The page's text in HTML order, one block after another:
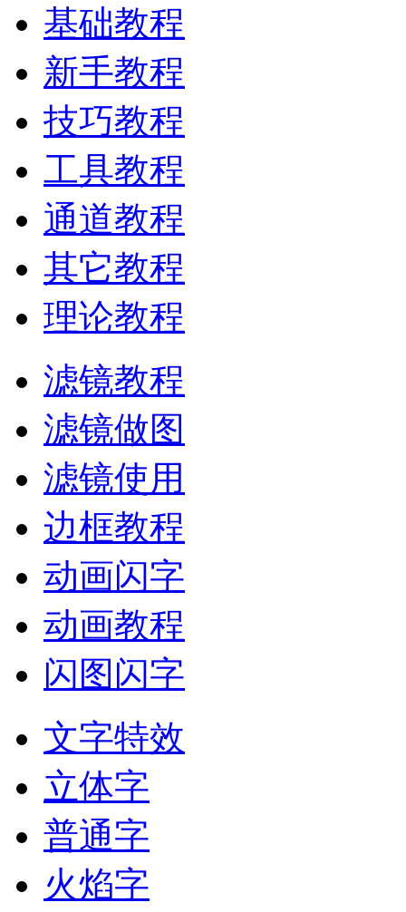
基础教程
新手教程
技巧教程
工具教程
通道教程
其它教程
理论教程
滤镜教程
滤镜做图
滤镜使用
边框教程
动画闪字
动画教程
闪图闪字
文字特效
立体字
普通字
火焰字